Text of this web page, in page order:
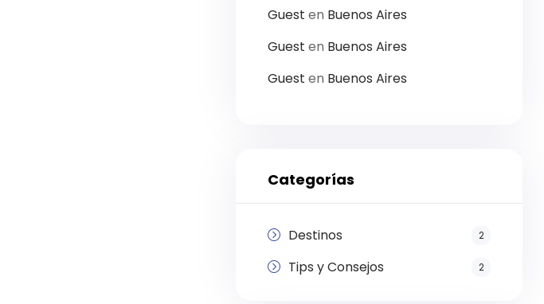
Guest en Buenos Aires
Guest en Buenos Aires
Guest en Buenos Aires
Categorías
Destinos 2
Tips y Consejos 2